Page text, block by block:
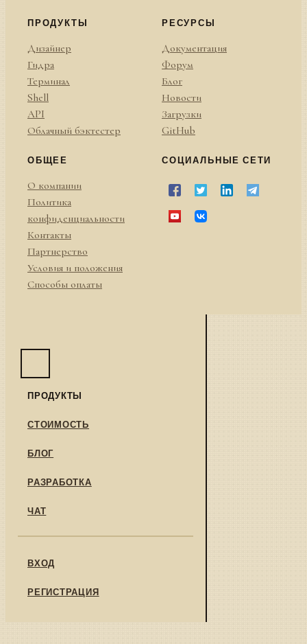
ПРОДУКТЫ
Дизайнер
Гидра
Терминал
Shell
API
Облачный бэктестер
РЕСУРСЫ
Документация
Форум
Блог
Новости
Загрузки
GitHub
ОБЩЕЕ
О компании
Политика
конфиденциальности
Контакты
Партнерство
Условия и положения
Способы оплаты
СОЦИАЛЬНЫЕ СЕТИ
ПРОДУКТЫ
СТОИМОСТЬ
БЛОГ
РАЗРАБОТКА
ЧАТ
ВХОД
РЕГИСТРАЦИЯ